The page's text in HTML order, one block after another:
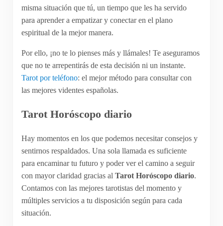
misma situación que tú, un tiempo que les ha servido
para aprender a empatizar y conectar en el plano
espiritual de la mejor manera.
Por ello, ¡no te lo pienses más y llámales! Te aseguramos
que no te arrepentirás de esta decisión ni un instante.
Tarot por teléfono: el mejor método para consultar con
las mejores videntes españolas.
Tarot Horóscopo diario
Hay momentos en los que podemos necesitar consejos y
sentirnos respaldados. Una sola llamada es suficiente
para encaminar tu futuro y poder ver el camino a seguir
con mayor claridad gracias al Tarot Horóscopo diario.
Contamos con las mejores tarotistas del momento y
múltiples servicios a tu disposición según para cada
situación.